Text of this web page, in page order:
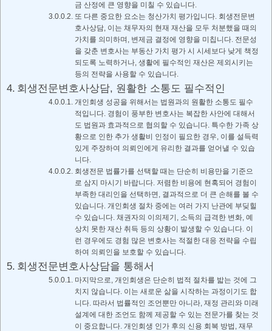
금 산정에 큰 영향을 미칠 수 있습니다.
또 다른 중요한 요소는 청산가치 평가입니다. 회생전문변
호사상담, 이는 채무자의 현재 재산을 모두 처분했을 때의
가치를 의미하며, 변제금 결정에 영향을 미칩니다. 전문성
을 갖춘 변호사는 부동산 가치 평가 시 시세보다 낮게 책정
되도록 노력하거나, 생활에 필수적인 재산은 제외시키는
등의 전략을 사용할 수 있습니다.
회생전문변호사상담, 원활한 소통도 필수적인
개인회생 성공을 위해서는 법원과의 원활한 소통도 필수
적입니다. 경험이 풍부한 변호사는 복잡한 사안에 대해서
도 법원과 효과적으로 협의할 수 있습니다. 특수한 가족 상
황으로 인한 추가 생활비 인정이 필요한 경우, 이를 설득력
있게 주장하여 의뢰인에게 유리한 결과를 얻어낼 수 있습
니다.
회생전문 법률가를 선택할 때는 단순히 비용만을 기준으
로 삼지 마시기 바랍니다. 저렴한 비용에 현혹되어 경험이
부족한 대리인을 선택하면, 결과적으로 더 큰 손해를 볼 수
있습니다. 개인회생 절차 중에는 여러 가지 난관에 부딪힐
수 있습니다. 채권자의 이의제기, 소득의 급격한 변화, 예
상치 못한 재산 취득 등의 상황이 발생할 수 있습니다. 이
런 경우에도 경험 많은 변호사는 적절한 대응 전략을 수립
하여 의뢰인을 보호할 수 있습니다.
회생전문변호사상담을 통해서
마지막으로, 개인회생은 단순히 법적 절차를 밟는 것에 그
치지 않습니다. 이는 새로운 삶을 시작하는 과정이기도 합
니다. 따라서 법률적인 조언뿐만 아니라, 재정 관리와 미래
설계에 대한 조언도 함께 제공할 수 있는 전문가를 찾는 것
이 중요합니다. 개인회생 인가 후의 신용 회복 방법, 재무